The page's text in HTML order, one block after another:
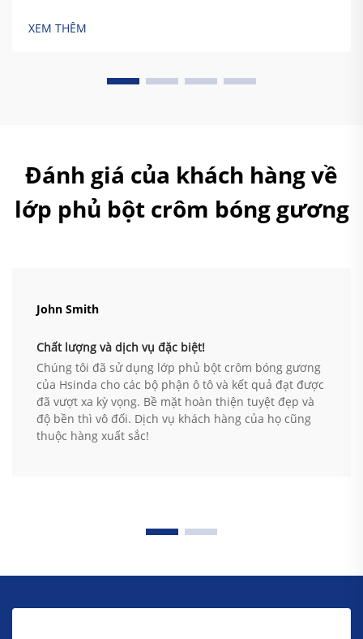
điện trong khoảng nhiệt độ từ khoảng 60 đến 77 độ
Fahrenheit (tương đương 15 đến 25 độ Celsius) ...
XEM THÊM
Đánh giá của khách hàng về
lớp phủ bột crôm bóng gương
John Smith
Chất lượng và dịch vụ đặc biệt!
Chúng tôi đã sử dụng lớp phủ bột crôm bóng gương
của Hsinda cho các bộ phận ô tô và kết quả đạt được
đã vượt xa kỳ vọng. Bề mặt hoàn thiện tuyệt đẹp và
độ bền thì vô đối. Dịch vụ khách hàng của họ cũng
thuộc hàng xuất sắc!